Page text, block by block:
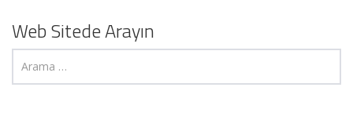
Web Sitede Arayın